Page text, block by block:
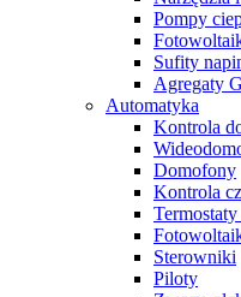
Pompy
Sufity
Agregaty
Automatyka
Kontrola
Domofony
Kontrola
Sterowniki
Piloty